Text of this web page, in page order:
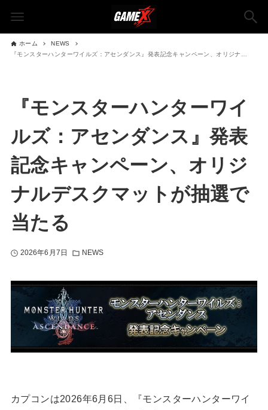
ホーム
NEWS
『モンスターハンターワイ
ルズ：アセンダンス』発表
記念キャンペーン、オリジ
ナルデスクマットが抽選で
当たる
2026年6月7日 NEWS
カプコンは2026年6月6日、『モンスターハンターワイ